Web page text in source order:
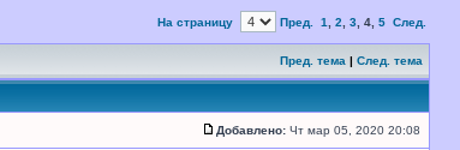
На страницу Пред. 1 2 3 4 5 След.
Пред. тема | След. тема
Добавлено: Чт мар 05, 2020 20:08